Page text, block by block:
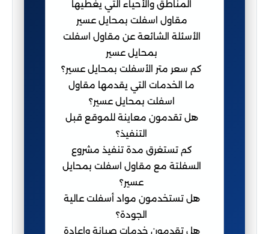
المناطق والأحياء التي يغطيها
مقاول اسفلت بمحايل عسير
الأسئلة الشائعة عن مقاول اسفلت
بمحايل عسير
كم سعر متر الأسفلت بمحايل عسير؟
ما الخدمات التي يقدمها مقاول
اسفلت بمحايل عسير؟
هل تقدمون معاينة للموقع قبل
التنفيذ؟
كم تستغرق مدة تنفيذ مشروع
السفلتة مع مقاول اسفلت بمحايل
عسير؟
هل تستخدمون مواد أسفلت عالية
الجودة؟
هل تقدمون خدمات صيانة وإعادة